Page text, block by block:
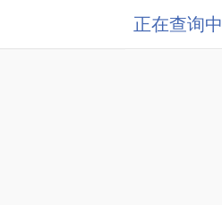
正在查询中